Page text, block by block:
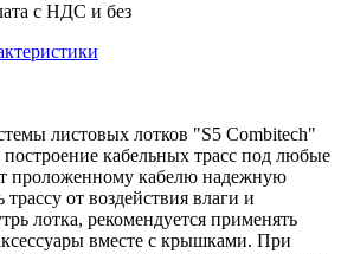
с НДС и без
листовых лотков "S5 Combitech"
кабельных трасс под любые
проложенному кабелю надежную
от воздействия влаги и
лотка, рекомендуется применять
вместе с крышками. При